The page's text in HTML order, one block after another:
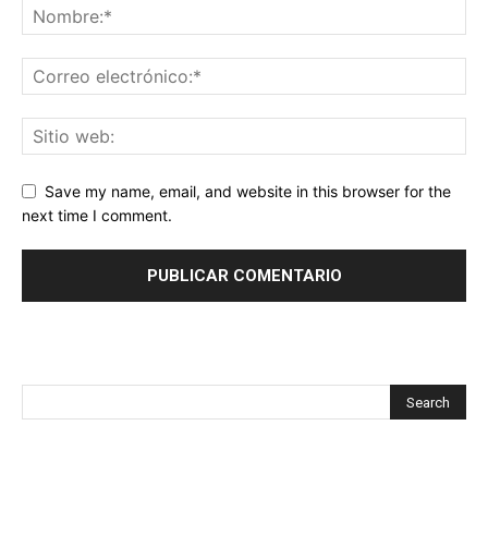
Save my name, email, and website in this browser for the
next time I comment.